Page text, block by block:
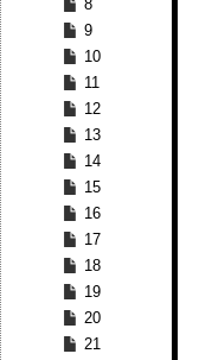
8
9
10
11
12
13
14
15
16
17
18
19
20
21